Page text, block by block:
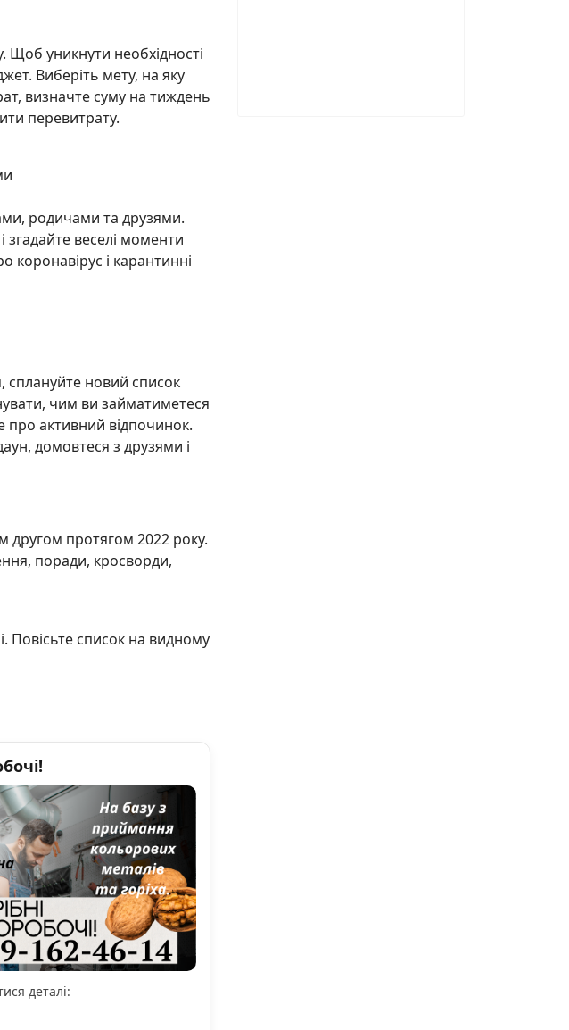
Щоб уникнути необхідності
Виберіть мету, на яку
визначте суму на тиждень
перевитрату.
родичами та друзями.
згадайте веселі моменти
коронавірус і карантинні
сплануйте новий список
чим ви займатиметеся
активний відпочинок.
домовтеся з друзями і
другом протягом 2022 року.
поради, кросворди,
Повісьте список на видному
деталі: